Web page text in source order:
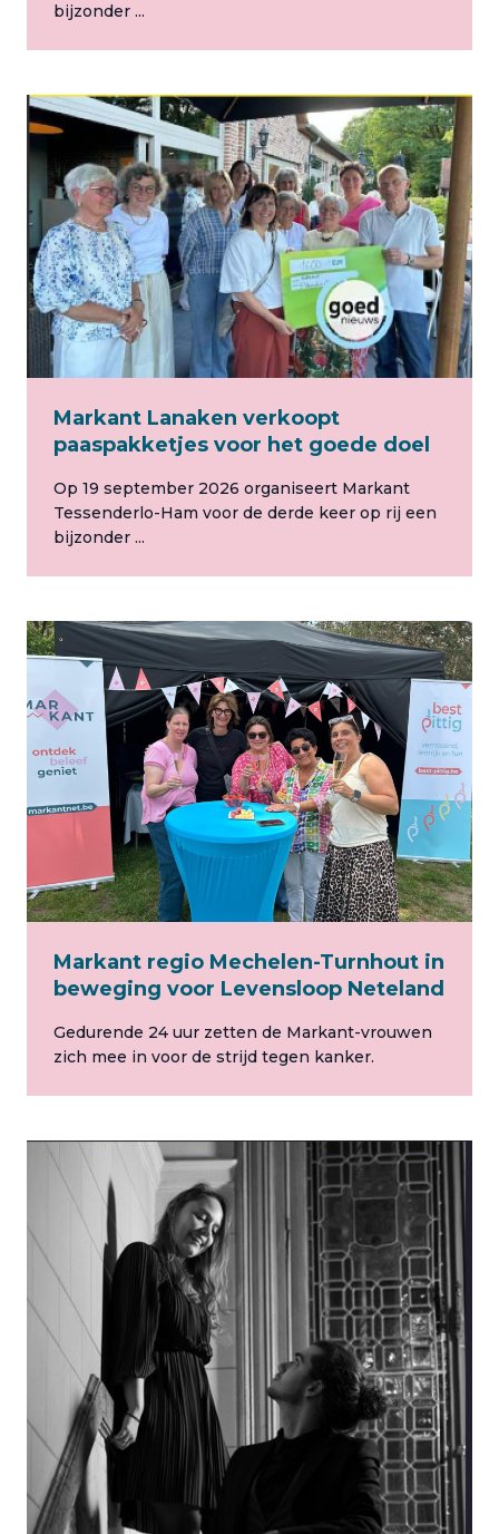
bijzonder ...
Markant Lanaken verkoopt
paaspakketjes voor het goede doel
Op 19 september 2026 organiseert Markant
Tessenderlo-Ham voor de derde keer op rij een
bijzonder ...
Markant regio Mechelen-Turnhout in
beweging voor Levensloop Neteland
Gedurende 24 uur zetten de Markant-vrouwen
zich mee in voor de strijd tegen kanker.